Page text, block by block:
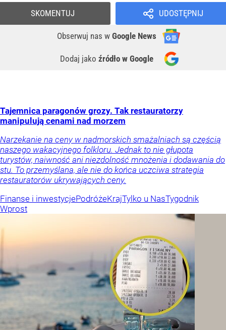
UDOSTĘPNIJ
Obserwuj nas w Google News
Dodaj jako źródło w Google
SKOMENTUJ
Tajemnica paragonów grozy. Tak restauratorzy
manipulują cenami nad morzem
Narzekanie na ceny w nadmorskich smażalniach są częścią
naszego wakacyjnego folkloru. Jednak to nie głupota
turystów, naiwność ani niezdolność mnożenia i dodawania do
stu. To przemyślana, ale nie do końca uczciwa strategia
restauratorów ukrywających ceny.
Finanse i inwestycjePodróżeKrajTylko u NasTygodnik
Wprost